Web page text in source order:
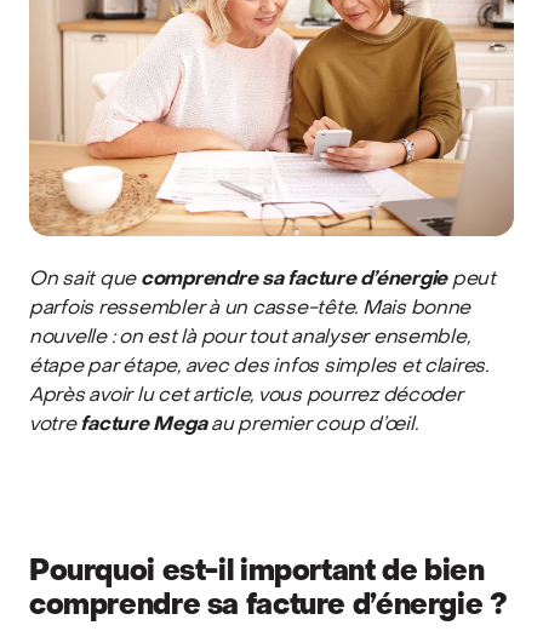
On sait que comprendre sa facture d’énergiepeut
parfois ressembler à un casse-tête. Mais bonne
nouvelle : on est là pour tout analyser ensemble,
étape par étape, avec des infos simples et claires.
Après avoir lu cet article, vous pourrez décoder
votrefacture Megaau premier coup d’œil.
Pourquoi est-il important de bien
comprendre sa facture d’énergie ?